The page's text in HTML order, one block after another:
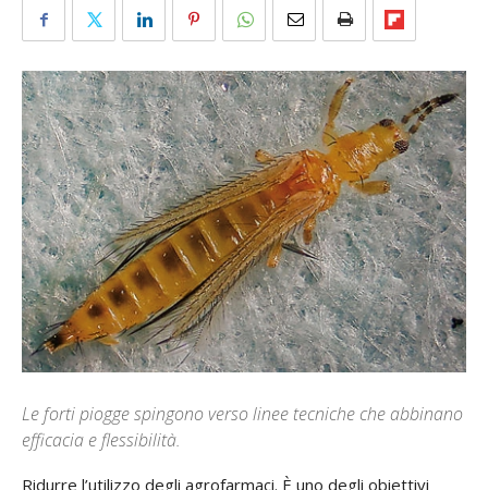
Le forti piogge spingono verso linee tecniche che abbinano
efficacia e flessibilità.
Ridurre l’utilizzo degli agrofarmaci. È uno degli obiettivi